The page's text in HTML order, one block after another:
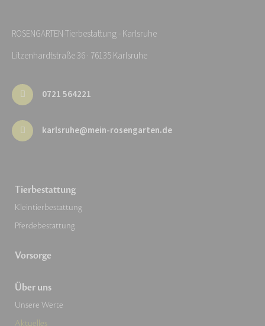
ROSENGARTEN-Tierbestattung - Karlsruhe
Litzenhardtstraße 36 · 76135 Karlsruhe
0721 564221
karlsruhe@mein-rosengarten.de
Tierbestattung
Kleintierbestattung
Pferdebestattung
Vorsorge
Über uns
Unsere Werte
Aktuelles